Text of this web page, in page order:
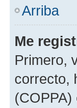
Arriba
Me
Primero,
correcto,